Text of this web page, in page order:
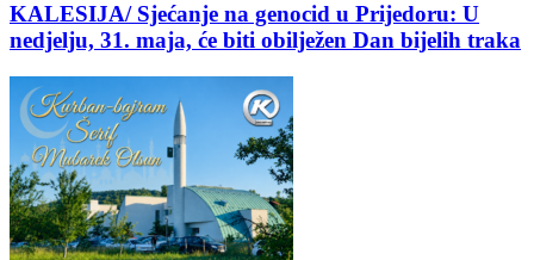
KALESIJA/ Sjećanje na genocid u Prijedoru: U
nedjelju, 31. maja, će biti obilježen Dan bijelih traka